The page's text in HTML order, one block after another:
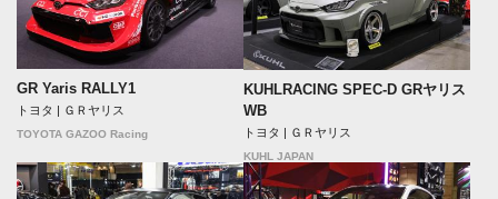
GR Yaris RALLY1
トヨタ | ＧＲヤリス
TOYOTA GAZOO Racing
KUHLRACING SPEC-D GRヤリス
WB
トヨタ | ＧＲヤリス
KUHL JAPAN